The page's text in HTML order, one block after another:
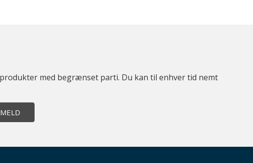
med begrænset parti. Du kan til enhver tid nemt